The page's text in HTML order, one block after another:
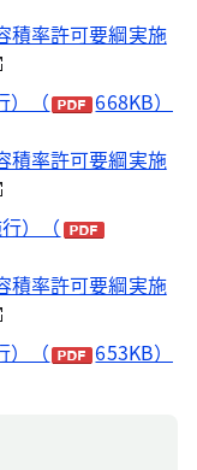
積率許可要綱実施
）（
668KB）
積率許可要綱実施
）（
積率許可要綱実施
）（
653KB）